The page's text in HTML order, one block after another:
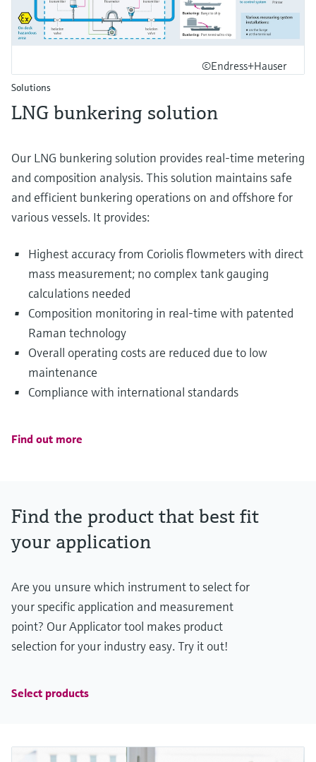
©Endress+Hauser
Solutions
LNG bunkering solution
Our LNG bunkering solution provides real-time metering
and composition analysis. This solution maintains safe
and efficient bunkering operations on and offshore for
various vessels. It provides:
Highest accuracy from Coriolis flowmeters with direct
mass measurement; no complex tank gauging
calculations needed
Composition monitoring in real-time with patented
Raman technology
Overall operating costs are reduced due to low
maintenance
Compliance with international standards
Find out more
Find the product that best fit
your application
Are you unsure which instrument to select for
your specific application and measurement
point? Our Applicator tool makes product
selection for your industry easy. Try it out!
Select products